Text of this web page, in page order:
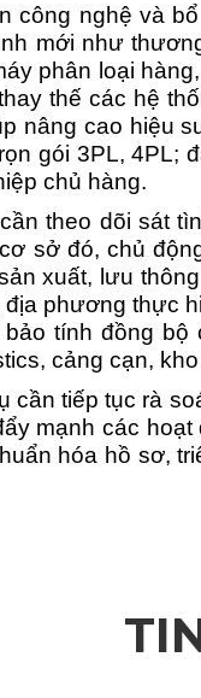
công nghệ và
mới như
phân loại
thế các hệ
nâng cao hiệu
gói 3PL, 4PL;
chủ hàng.
theo dõi sát
sở đó, chủ
xuất, lưu
phương thực
tính đồng
cảng cạn,
cần tiếp tục rà
mạnh các
hóa hồ sơ,